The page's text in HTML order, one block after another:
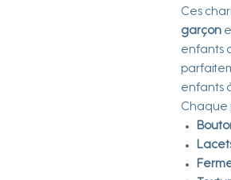
Ces
garçon
enfants
enfants
Chaque